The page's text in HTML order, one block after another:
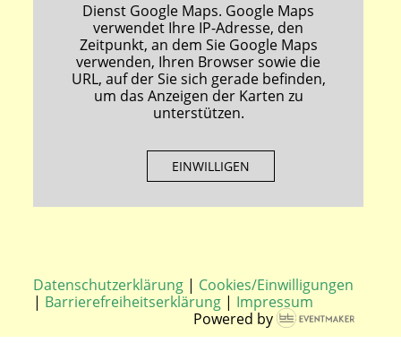
Dienst Google Maps. Google Maps
verwendet Ihre IP-Adresse, den
Zeitpunkt, an dem Sie Google Maps
verwenden, Ihren Browser sowie die
URL, auf der Sie sich gerade befinden,
um das Anzeigen der Karten zu
unterstützen.
EINWILLIGEN
Datenschutzerklärung | Cookies/Einwilligungen
| Barrierefreiheitserklärung | Impressum
Powered by